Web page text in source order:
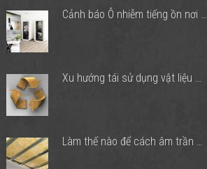
Cảnh báo Ô nhiễm tiếng ồn nơi …
Xu hướng tái sử dụng vật liệu …
Làm thế nào để cách âm trần …